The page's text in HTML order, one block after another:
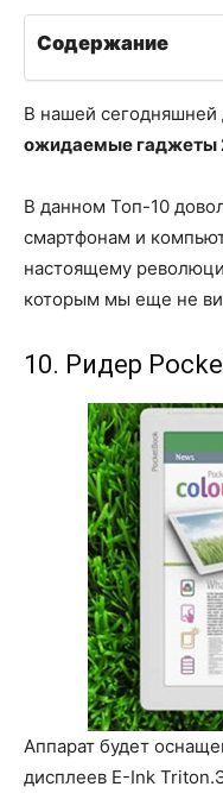
Содержание
В нашей сегодняшней
ожидаемые гаджеты
В данном Топ-10
смартфонам и
настоящему
которым мы еще не
10. Ридер
Аппарат будет
дисплеев E-Ink